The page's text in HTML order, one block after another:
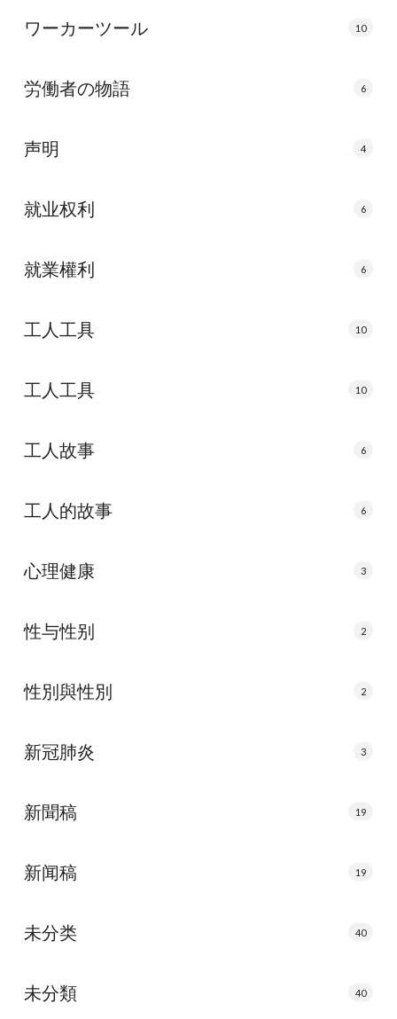
ワーカーツール 10
労働者の物語 6
声明 4
就业权利 6
就業權利 6
工人工具 10
工人工具 10
工人故事 6
工人的故事 6
心理健康 3
性与性别 2
性別與性別 2
新冠肺炎 3
新聞稿 19
新闻稿 19
未分类 40
未分類 40